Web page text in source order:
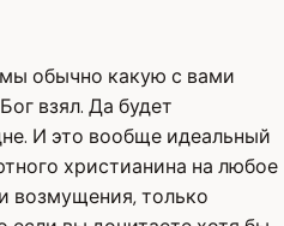
обычно какую с вами
взял. Да будет
И это вообще идеальный
христианина на любое
возмущения, только